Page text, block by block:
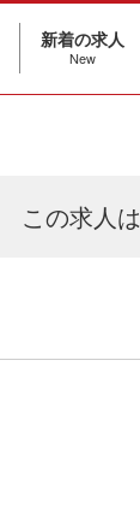
新着の求人
New
この求人は